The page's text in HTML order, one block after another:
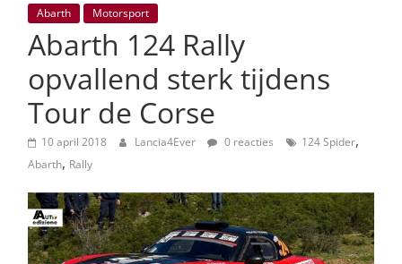
Italiana
autonieuws
lifestyle
Abarth Motorsport
Abarth 124 Rally
opvallend sterk tijdens
Tour de Corse
10 april 2018 Lancia4Ever 0 reacties 124 Spider,
Abarth, Rally